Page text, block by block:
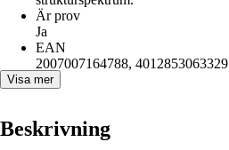
Är prov
Ja
EAN
2007007164788, 4012853063329
Visa mer
Beskrivning